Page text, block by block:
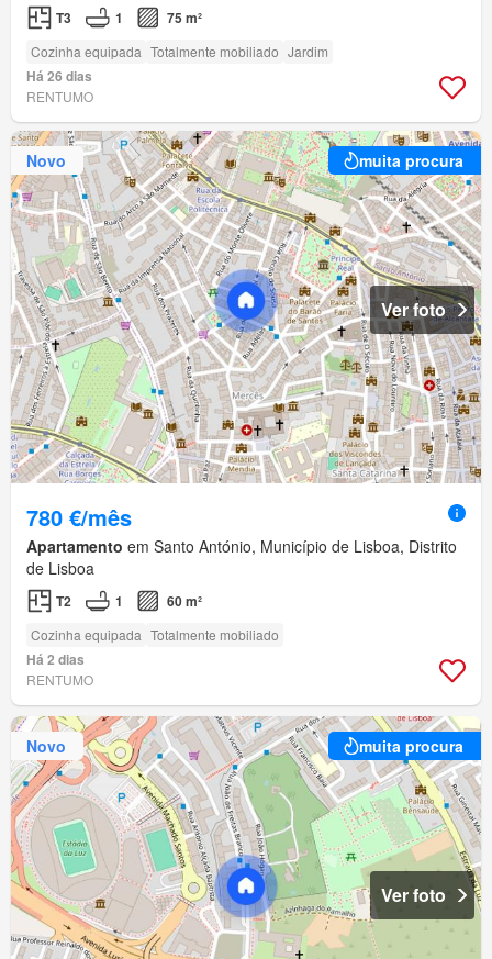
T3 1 75 m²
Cozinha equipada Totalmente mobiliado Jardim
Há 26 dias
RENTUMO
Novo muita procura
Ver foto
780 €/mês
Apartamento em Santo António, Município de Lisboa, Distrito
de Lisboa
T2 1 60 m²
Cozinha equipada Totalmente mobiliado
Há 2 dias
RENTUMO
Novo muita procura
Ver foto